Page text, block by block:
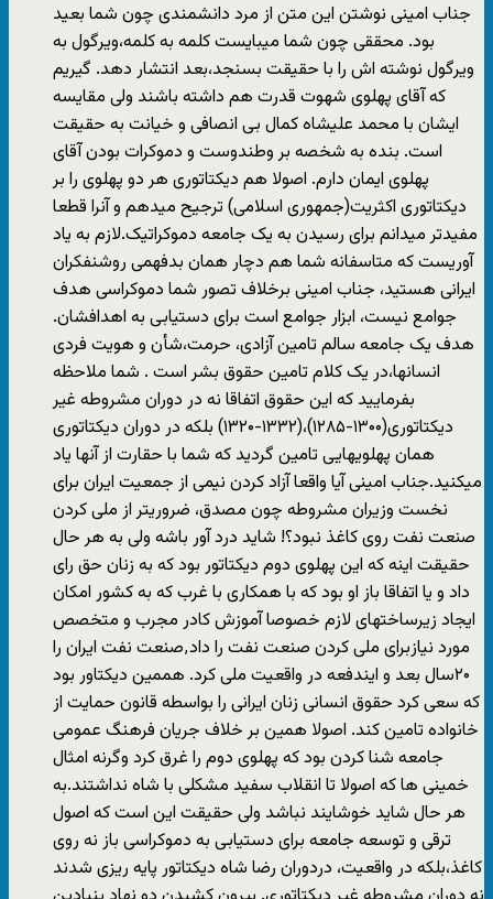
جناب امینی نوشتن این متن از مرد دانشمندی چون شما بعید
بود. محققی چون شما میبایست کلمه به کلمه،ویرگول به
ویرگول نوشته اش را با حقیقت بسنجد،بعد انتشار دهد. گیریم
که آقای پهلوی شهوت قدرت هم داشته باشند ولی مقایسه
ایشان با محمد علیشاه کمال بی انصافی و خیانت به حقیقت
است. بنده به شخصه بر وطندوست و دموکرات بودن آقای
پهلوی ایمان دارم. اصولا هم دیکتاتوری هر دو پهلوی را بر
دیکتاتوری اکثریت(جمهوری اسلامی) ترجیح میدهم و آنرا قطعا
مفیدتر میدانم برای رسیدن به یک جامعه دموکراتیک.لازم به یاد
آوریست که متاسفانه شما هم دچار همان بدفهمی روشنفکران
ایرانی هستید، جناب امینی برخلاف تصور شما دموکراسی هدف
جوامع نیست، ابزار جوامع است برای دستیابی به اهدافشان.
هدف یک جامعه سالم تامین آزادی، حرمت،شأن و هویت فردی
انسانها،در یک کلام تامین حقوق بشر است . شما ملاحظه
بفرمایید که این حقوق اتفاقا نه در دوران مشروطه غیر
دیکتاتوری(۱۳۰۰-۱۲۸۵)،(۱۳۳۲​-۱۳۲۰) بلکه در دوران دیکتاتوری
همان پهلویهایی تامین گردید که شما با حقارت از آنها یاد
میکنید.جناب امینی آیا واقعا آزاد کردن نیمی از جمعیت ایران برای
نخست وزیران مشروطه چون مصدق، ضروریتر از ملی کردن
صنعت نفت روی کاغذ نبود؟! شاید درد آور باشه ولی به هر حال
حقیقت اینه که این پهلوی دوم دیکتاتور بود که به زنان حق رای
داد و یا اتفاقا باز او بود که با همکاری با غرب که به کشور امکان
ایجاد زیرساختهای لازم خصوصا آموزش کادر مجرب و متخصص
مورد نیازبرای ملی کردن صنعت نفت را داد٬صنعت نفت ایران را
۲۰سال بعد و ایندفعه در واقعیت ملی کرد. هممین دیکتاور بود
که سعی کرد حقوق انسانی زنان ایرانی را بواسطه قانون حمایت از
خانواده تامین کند. اصولا همین بر خلاف جریان فرهنگ عمومی
جامعه شنا کردن بود که پهلوی دوم را غرق کرد وگرنه امثال
خمینی ها که اصولا تا انقلاب سفید مشکلی با شاه نداشتند.به
هر حال شاید خوشایند نباشد ولی حقیقت این است که اصول
ترقی و توسعه جامعه برای دستیابی به دموکراسی باز نه روی
کاغذ،بلکه در واقعیت، دردوران رضا شاه دیکتاتور پایه ریزی شدند